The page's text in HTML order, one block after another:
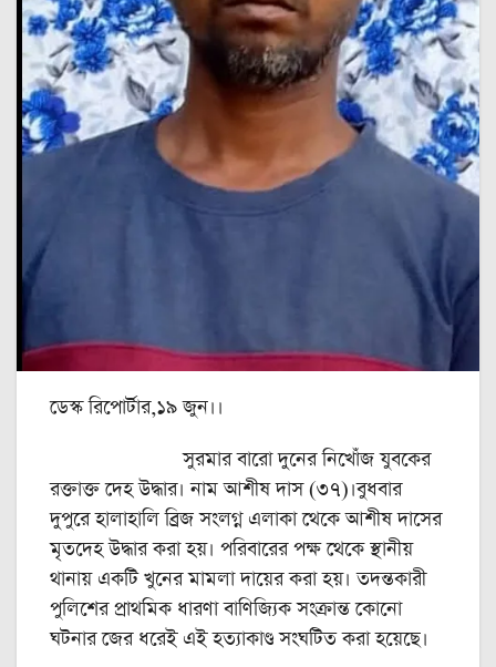
ডেস্ক রিপোর্টার,১৯ জুন।।
সুরমার বারো দুনের নিখোঁজ যুবকের
রক্তাক্ত দেহ উদ্ধার। নাম আশীষ দাস (৩৭)।বুধবার
দুপুরে হালাহালি ব্রিজ সংলগ্ন এলাকা থেকে আশীষ দাসের
মৃতদেহ উদ্ধার করা হয়। পরিবারের পক্ষ থেকে স্থানীয়
থানায় একটি খুনের মামলা দায়ের করা হয়। তদন্তকারী
পুলিশের প্রাথমিক ধারণা বাণিজ্যিক সংক্রান্ত কোনো
ঘটনার জের ধরেই এই হত্যাকাণ্ড সংঘটিত করা হয়েছে।